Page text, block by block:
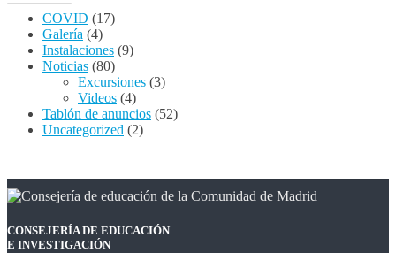
COVID (17)
Galería (4)
Instalaciones (9)
Noticias (80)
Excursiones (3)
Videos (4)
Tablón de anuncios (52)
Uncategorized (2)
CONSEJERÍA DE EDUCACIÓN
E INVESTIGACIÓN